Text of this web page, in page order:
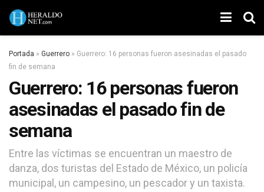
Portada » Guerrero » Guerrero: 16 personas fueron asesinadas el pasado
fin de semana
Guerrero: 16 personas fueron
asesinadas el pasado fin de
semana
Entre las víctimas se encuentran un maestro de
danza, dos turistas del Estado de México, un policía
municipal, un campesino, un pescador y un taxista.